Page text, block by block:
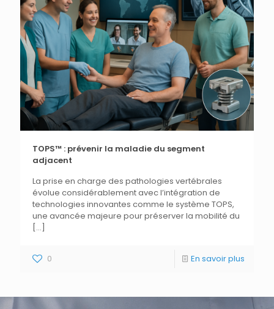
TOPS™ : prévenir la maladie du segment
adjacent
La prise en charge des pathologies vertébrales
évolue considérablement avec l’intégration de
technologies innovantes comme le système TOPS,
une avancée majeure pour préserver la mobilité du
[…]
0 En savoir plus